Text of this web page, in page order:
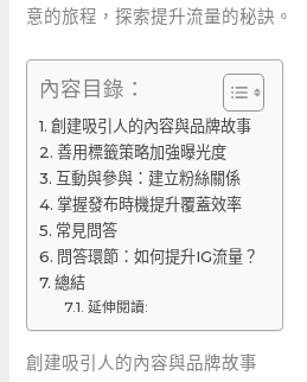
意的旅程，探索提升流量的秘訣。
內容目錄：
創建吸引人的內容與品牌故事
善用標籤策略加強曝光度
互動與參與：建立粉絲關係
掌握發布時機提升覆蓋效率
常見問答
問答環節：如何提升IG流量？
總結
延伸閱讀:
創建吸引人的內容與品牌故事